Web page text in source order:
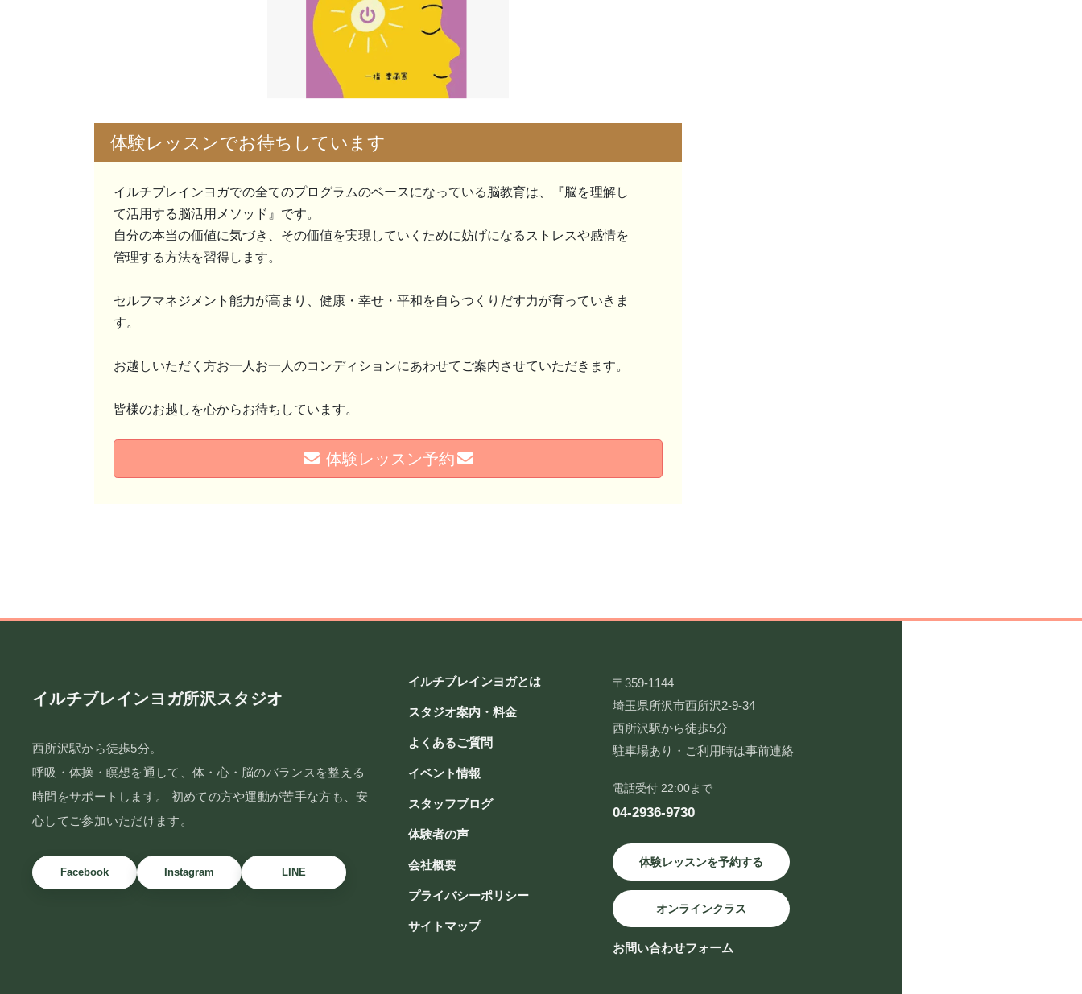
体験レッスンでお待ちしています
イルチブレインヨガでの全てのプログラムのベースになっている脳教育は、『脳を理解し
て活用する脳活用メソッド』です。
自分の本当の価値に気づき、その価値を実現していくために妨げになるストレスや感情を
管理する方法を習得します。
セルフマネジメント能力が高まり、健康・幸せ・平和を自らつくりだす力が育っていきま
す。
お越しいただく方お一人お一人のコンディションにあわせてご案内させていただきます。
皆様のお越しを心からお待ちしています。
体験レッスン予約
イルチブレインヨガ所沢スタジオ
西所沢駅から徒歩5分。
呼吸・体操・瞑想を通して、体・心・脳のバランスを整える
時間をサポートします。 初めての方や運動が苦手な方も、安
心してご参加いただけます。
Facebook Instagram LINE
イルチブレインヨガとは
スタジオ案内・料金
よくあるご質問
イベント情報
スタッフブログ
体験者の声
会社概要
プライバシーポリシー
サイトマップ
〒359-1144
埼玉県所沢市西所沢2-9-34
西所沢駅から徒歩5分
駐車場あり・ご利用時は事前連絡
電話受付 22:00まで
04-2936-9730
体験レッスンを予約する
オンラインクラス
お問い合わせフォーム